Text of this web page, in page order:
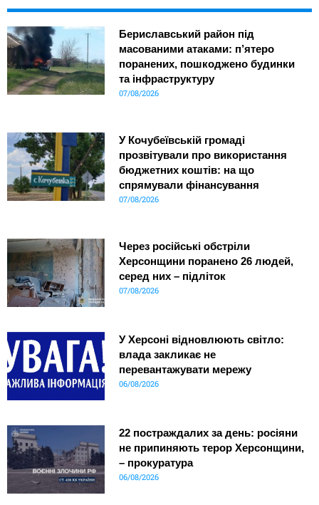
Бериславський район під
масованими атаками: п’ятеро
поранених, пошкоджено будинки
та інфраструктуру
07/08/2026
У Кочубеївській громаді
прозвітували про використання
бюджетних коштів: на що
спрямували фінансування
07/08/2026
Через російські обстріли
Херсонщини поранено 26 людей,
серед них – підліток
07/08/2026
У Херсоні відновлюють світло:
влада закликає не
перевантажувати мережу
06/08/2026
22 постраждалих за день: росіяни
не припиняють терор Херсонщини,
– прокуратура
06/08/2026